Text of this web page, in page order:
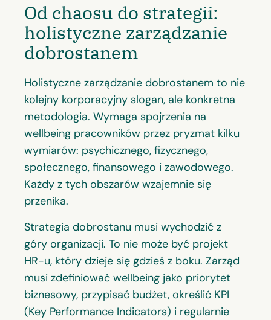
Od chaosu do strategii:
holistyczne zarządzanie
dobrostanem
Holistyczne zarządzanie dobrostanem to nie
kolejny korporacyjny slogan, ale konkretna
metodologia. Wymaga spojrzenia na
wellbeing pracowników przez pryzmat kilku
wymiarów: psychicznego, fizycznego,
społecznego, finansowego i zawodowego.
Każdy z tych obszarów wzajemnie się
przenika.
Strategia dobrostanu musi wychodzić z
góry organizacji. To nie może być projekt
HR-u, który dzieje się gdzieś z boku. Zarząd
musi zdefiniować wellbeing jako priorytet
biznesowy, przypisać budżet, określić KPI
(Key Performance Indicators) i regularnie